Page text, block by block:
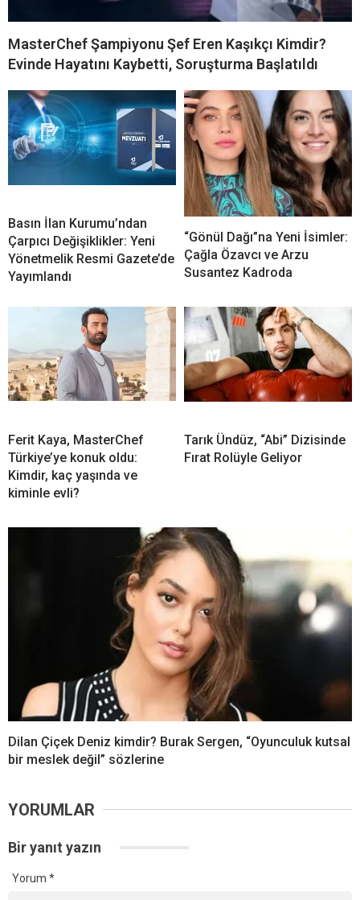
MasterChef Şampiyonu Şef Eren Kaşıkçı Kimdir?
Evinde Hayatını Kaybetti, Soruşturma Başlatıldı
Basın İlan Kurumu’ndan
Çarpıcı Değişiklikler: Yeni
Yönetmelik Resmi Gazete’de
Yayımlandı
“Gönül Dağı”na Yeni İsimler:
Çağla Özavcı ve Arzu
Susantez Kadroda
Ferit Kaya, MasterChef
Türkiye’ye konuk oldu:
Kimdir, kaç yaşında ve
kiminle evli?
Tarık Ündüz, “Abi” Dizisinde
Fırat Rolüyle Geliyor
Dilan Çiçek Deniz kimdir? Burak Sergen, “Oyunculuk kutsal
bir meslek değil” sözlerine
YORUMLAR
Bir yanıt yazın
Yorum *